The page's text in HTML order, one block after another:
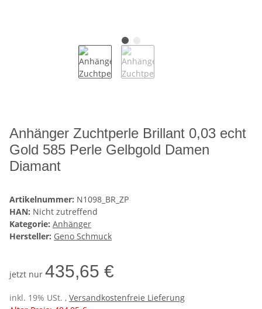
Anhänger Zuchtperle Brillant 0,03 echt
Gold 585 Perle Gelbgold Damen
Diamant
Artikelnummer: N1098_BR_ZP
HAN: Nicht zutreffend
Kategorie: Anhänger
Hersteller: Geno Schmuck
jetzt nur 435,65 €
inkl. 19% USt. , Versandkostenfreie Lieferung